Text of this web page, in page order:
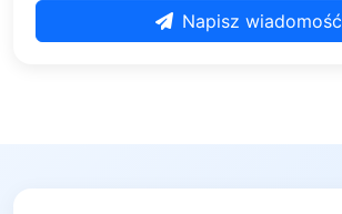
Napisz wiadomość